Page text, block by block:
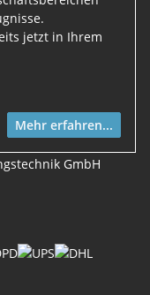
jetzt in Ihrem
Mehr erfahren...